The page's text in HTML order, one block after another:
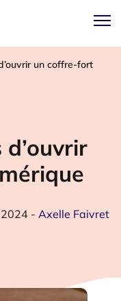
un coffre-fort
- Axelle Faivret